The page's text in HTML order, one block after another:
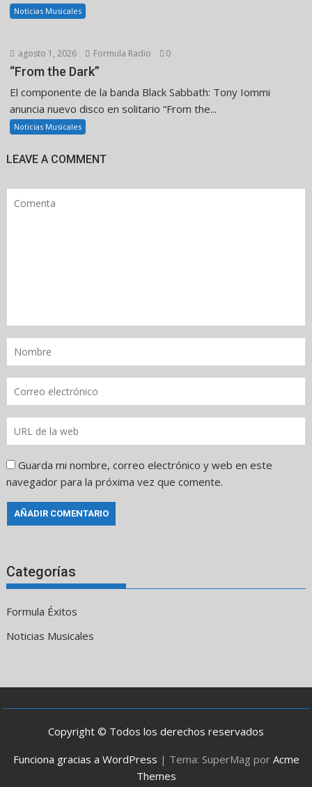
Noticias Musicales
agosto 1, 2026 Formula Radio 0
“From the Dark”
El componente de la banda Black Sabbath: Tony Iommi
anuncia nuevo disco en solitario “From the...
Noticias Musicales
LEAVE A COMMENT
Guarda mi nombre, correo electrónico y web en este
navegador para la próxima vez que comente.
Categorías
Formula Éxitos
Noticias Musicales
Copyright © Todos los derechos reservados
Funciona gracias a WordPress | Tema: SuperMag por Acme
Themes